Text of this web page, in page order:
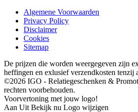
Algemene Voorwaarden
Privacy Policy
Disclaimer
Cookies
Sitemap
De prijzen die worden weergegeven zijn
heffingen en exlusief verzendkosten tenzij
©2026 IGO - Relatiegeschenken &
rechten voorbehouden.
Voorvertoning met jouw logo!
Aan Uit Bekijk nu Logo wijzigen